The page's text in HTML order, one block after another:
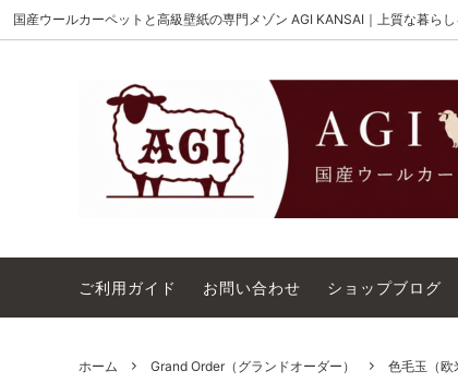
国産ウールカーペットと高級壁紙の専門メゾン AGI KANSAI｜上質な暮ら
MAISON AKIGAMI
Wilton Order（ウィルトンオーダー）
コットンテープ｜10cm幅 カ
施工用ウールカーペット ウ
AGI KANSAI について
ご利用ガイド お問い合わせ ショップブログ
ホーム Grand Order（グランドオーダー） 色毛玉（欧